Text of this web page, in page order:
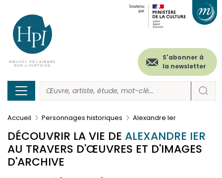
contenu
principal
Menu
secondaire
(header)
S'abonner à
la newsletter
Accueil Personnages historiques Alexandre Ier
DÉCOUVRIR LA VIE DE ALEXANDRE IER
AU TRAVERS D'ŒUVRES ET D'IMAGES
D'ARCHIVE